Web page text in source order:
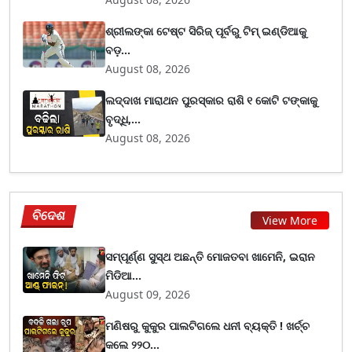
ଶ୍ରୀଲଙ୍କା ଟେଷ୍ଟ ସିରିଜ୍‌ ପୂର୍ବରୁ ଟିମ୍‌ ଇଣ୍ଡିଆକୁ
ବଡ଼...
August 08, 2026
ଲଦ୍ଦାଖ ମାରାଥନ ପୁରସ୍କାର ରାଶି ୧ କୋଟି ଟଙ୍କାକୁ
ବୃଦ୍ଧି,...
August 08, 2026
ବିଦେଶ View More
ସମ୍ପୂର୍ଣ୍ଣ ସୁସ୍ଥ ଅଛନ୍ତି ମୋଜତବା ଖାମେନି, ଇରାନ
ମିଡିଆ...
August 09, 2026
ମଣିଷରୁ କୁକୁର ପାଲଟିଗଲେ ଧନୀ ବ୍ୟକ୍ତି ! ଖର୍ଚ୍ଚ
କଲେ ୨୨୦...